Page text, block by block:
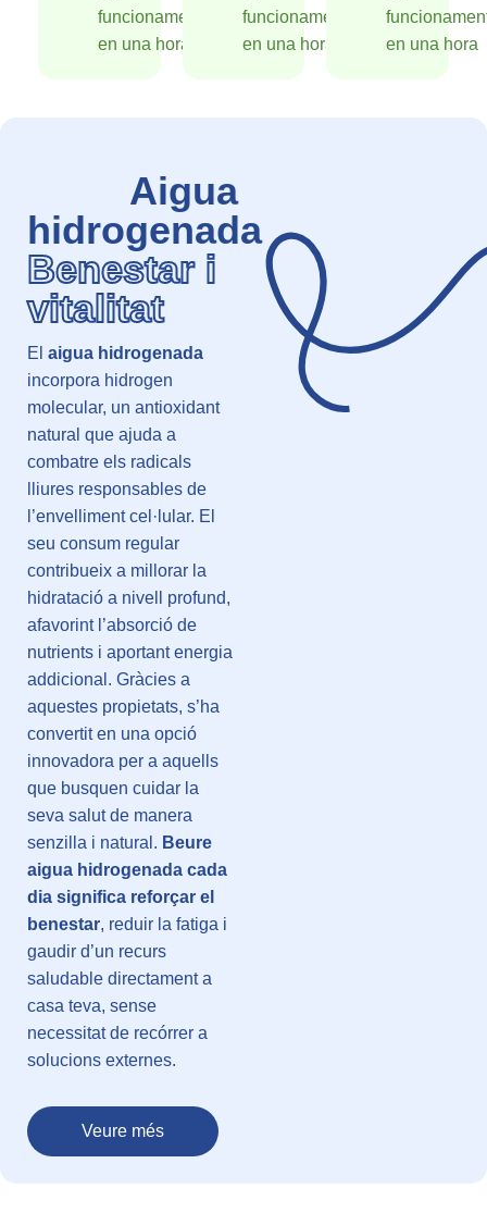
funcionament
en una hora
funcionament
en una hora
en una hora
Aigua
hidrogenada
Benestar i
vitalitat
El aigua hidrogenada
incorpora hidrogen
molecular, un antioxidant
natural que ajuda a
combatre els radicals
lliures responsables de
l’envelliment cel·lular. El
seu consum regular
contribueix a millorar la
hidratació a nivell profund,
afavorint l’absorció de
nutrients i aportant energia
addicional. Gràcies a
aquestes propietats, s’ha
convertit en una opció
innovadora per a aquells
que busquen cuidar la
seva salut de manera
senzilla i natural. Beure
aigua hidrogenada cada
dia significa reforçar el
benestar, reduir la fatiga i
gaudir d’un recurs
saludable directament a
casa teva, sense
necessitat de recórrer a
solucions externes.
Veure més